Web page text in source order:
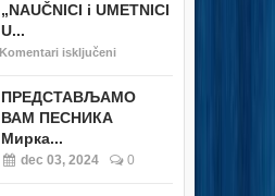
„NAUČNICI i UMETNICI
U...
Komentari isključeni
ПРЕДСТАВЉАМО
ВАМ ПЕСНИКА
Мирка...
dec 03, 2024 0